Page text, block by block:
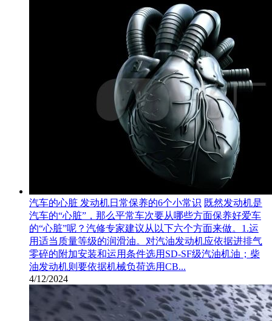
汽车的心脏 发动机日常保养的6个小常识 既然发动机是
汽车的“心脏”，那么平常车次要从哪些方面保养好爱车
的“心脏”呢？汽修专家建议从以下六个方面来做。1.运
用适当质量等级的润滑油。对汽油发动机应依据进排气
零碎的附加安装和运用条件选用SD-SF级汽油机油；柴
油发动机则要依据机械负荷选用CB...
4/12/2024